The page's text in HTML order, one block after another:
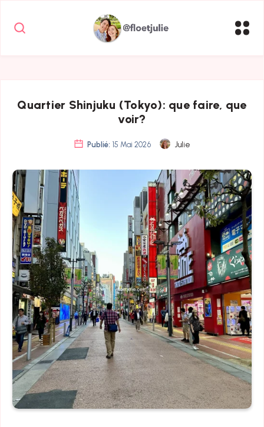
Quartier Shinjuku (Tokyo): que faire, que
voir?
Publié: 15 Mai 2026 Julie